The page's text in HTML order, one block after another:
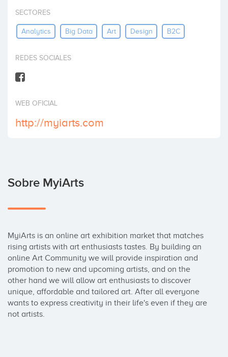
Invertir
SECTORES
Analytics Big Data Art Design B2C
REDES SOCIALES
WEB OFICIAL
http://myiarts.com
Sobre MyiArts
MyiArts is an online art exhibition market that matches
rising artists with art enthusiasts tastes. By building an
online Art Community we will provide inspiration and
promotion to new and upcoming artists, and on the
other hand we will allow art enthusiasts to discover
unique, affordable and tailored art. After all everyone
wants to express creativity in their life's even if they are
not artists.